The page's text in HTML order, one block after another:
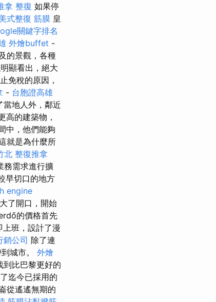
拿 整復 如果停
式整復 筋膜 皇
關鍵字排名
外燴buffet -
的景觀，各種
顯看出，絕大
免稅的原因，
- 台胞證高雄
當地人外，鄰近
高的建築物，
中，他們能夠
就是為什麼所
北 整復推拿
務需求進行擴
早切口的地方
engine
了開口，開始
的價格首先
班，設計了漫
銷公司 除了連
城市。 外燴
到比巴黎更好的
迄今已採用的
從遙遙無期的